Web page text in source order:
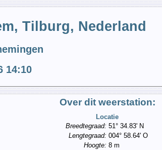
Tilburg, Nederland
14:10
Over dit weerstation:
Locatie
Breedtegraad: 51° 34.83' N
Lengtegraad: 004° 58.64' O
Hoogte: 8 m